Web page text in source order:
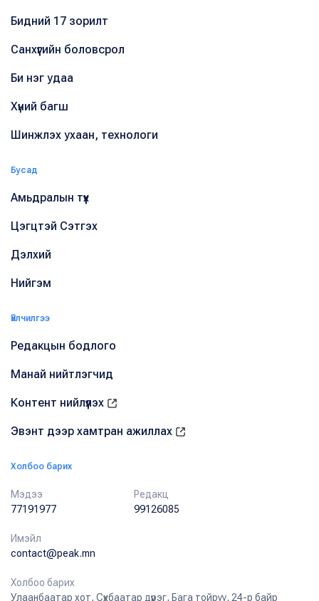
Бидний 17 зорилт
Санхүүгийн боловсрол
Би нэг удаа
Хүний багш
Шинжлэх ухаан, технологи
Бусад
Амьдралын түүх
Цэгцтэй Сэтгэх
Дэлхий
Нийгэм
Үйлчилгээ
Редакцын бодлого
Манай нийтлэгчид
Контент нийлүүлэх
Эвэнт дээр хамтран ажиллах
Холбоо барих
Мэдээ
77191977
Редакц
99126085
Имэйл
contact@peak.mn
Холбоо барих
Улаанбаатар хот, Сүхбаатар дүүрэг, Бага тойруу, 24-р байр